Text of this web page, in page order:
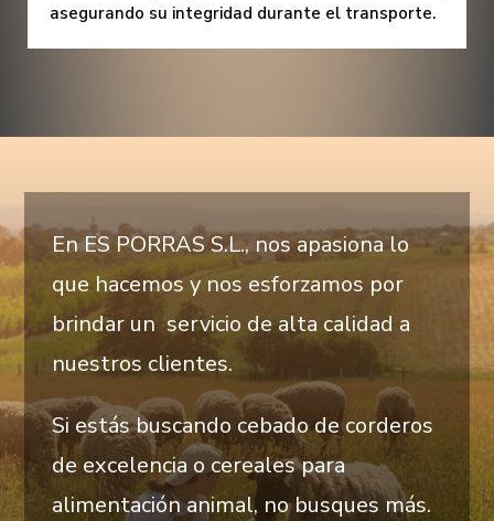
asegurando su integridad durante el transporte.
En ES PORRAS S.L., nos apasiona lo
que hacemos y nos esforzamos por
brindar un servicio de alta calidad a
nuestros clientes.
Si estás buscando cebado de corderos
de excelencia o cereales para
alimentación animal, no busques más.